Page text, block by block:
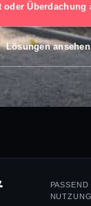
oder Überdachung
Lösungen ansehen
NUTZUNG